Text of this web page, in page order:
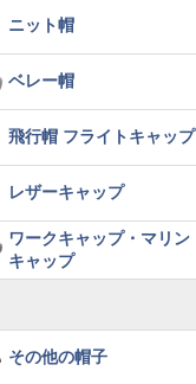
ニット帽
ベレー帽
飛行帽 フライトキャップ
レザーキャップ
ワークキャップ・マリン
キャップ
その他の帽子